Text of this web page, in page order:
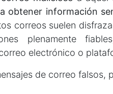
obtener información
correos suelen
plenamente
electrónico o
de correo falsos,